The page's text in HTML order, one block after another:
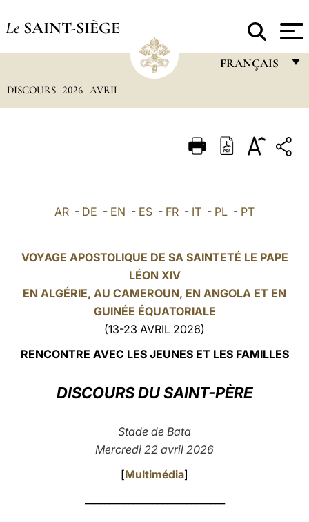
Le SAINT-SIÈGE
FRANÇAIS
ITALIANO
POLSKI
DISCOURS 2026 AVRIL
AR - DE - EN - ES - FR - IT - PL - PT
VOYAGE APOSTOLIQUE DE SA SAINTETÉ LE PAPE
LÉON XIV
EN ALGÉRIE, AU CAMEROUN, EN ANGOLA ET EN
GUINÉE ÉQUATORIALE
(13-23 AVRIL 2026)
RENCONTRE AVEC LES JEUNES ET LES FAMILLES
DISCOURS DU SAINT-PÈRE
Stade de Bata
Mercredi 22 avril 2026
[Multimédia]